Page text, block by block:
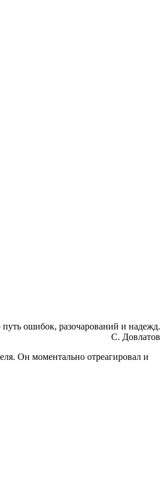
ошибок, разочарований и надежд.
С. Довлатов
Он моментально отреагировал и